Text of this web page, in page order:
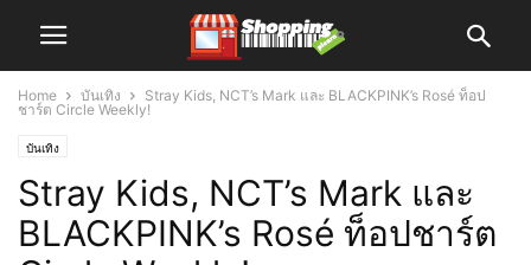
Home บันเทิง
Stray Kids, NCT’s Mark และ BLACKPINK’s Rosé ท็อป
ชาร์ต Circle Weekly!
บันเทิง
Stray Kids, NCT’s Mark และ
BLACKPINK’s Rosé ท็อปชาร์ต